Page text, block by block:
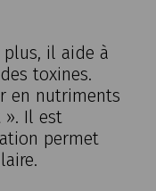
plus, il aide à
toxines.
en nutriments
». Il est
permet